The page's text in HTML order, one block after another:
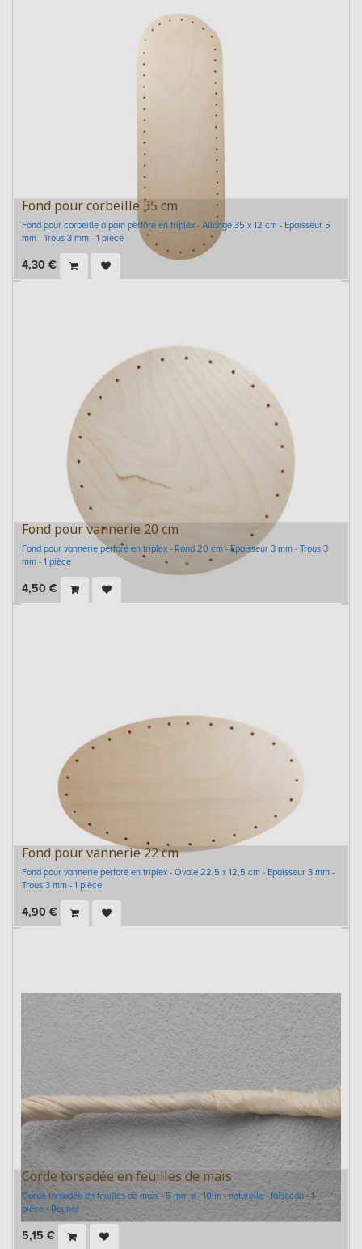
Fond pour corbeille 35 cm
Fond pour corbeille à pain perforé en triplex - Allongé 35 x 12 cm - Epaisseur 5
mm - Trous 3 mm - 1 pièce
4,30 €
Fond pour vannerie 20 cm
Fond pour vannerie perforé en triplex - Rond 20 cm - Epaisseur 3 mm - Trous 3
mm - 1 pièce
4,50 €
Fond pour vannerie 22 cm
Fond pour vannerie perforé en triplex - Ovale 22,5 x 12,5 cm - Epaisseur 3 mm -
Trous 3 mm - 1 pièce
4,90 €
Corde torsadée en feuilles de maïs
Corde torsadée en feuilles de maïs - 5 mm ø - 10 m - naturelle - faisceau - 1
pièce - Rayher
5,15 €